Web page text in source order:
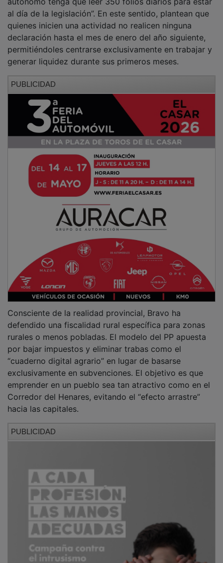
al día de la legislación”. En este sentido, plantean que
quienes inicien una actividad no realicen ninguna
declaración hasta el mes de enero del año siguiente,
permitiéndoles centrarse exclusivamente en trabajar y
generar liquidez durante sus primeros meses.
defendido una fiscalidad rural específica para zonas
rurales o menos pobladas. El modelo del PP apuesta
por bajar impuestos y eliminar trabas como el
“cuaderno digital agrario” en lugar de basarse
exclusivamente en subvenciones. El objetivo es que
emprender en un pueblo sea tan atractivo como en el
Corredor del Henares, evitando el “efecto arrastre”
hacia las capitales.